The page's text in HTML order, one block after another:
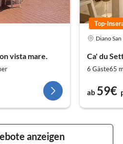
vista mare.
Diano
Ca' du
6 Gäste65
ab 59€
Top-
anzeigen